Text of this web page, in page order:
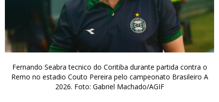
Fernando Seabra tecnico do Coritiba durante partida contra o
Remo no estadio Couto Pereira pelo campeonato Brasileiro A
2026. Foto: Gabriel Machado/AGIF